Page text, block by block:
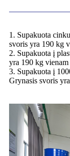
1. Supakuota
svoris yra 190 kg
2. Supakuota į
yra 190 kg
3. Supakuota į
Grynasis svoris